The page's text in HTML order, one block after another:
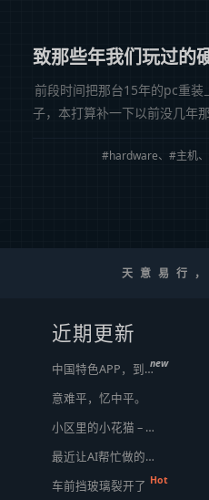
致那些年我们玩过的
前段时间把那台15年的pc重装
子，本打算补一下以前没几年
就借这次机会把我玩硬件的那
hardware、 主机、
天意易行
近期更新
中国特色APP，到底谁来治？new
意难平，忆中平。
小区里的小花猫 – 日常记事（二百二十）
最近让AI帮忙做的一些事
车前挡玻璃裂开了 Hot